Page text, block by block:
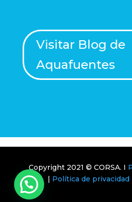
Visitar Blog de
Aquafuentes
Copyright 2021 © CORSA. I
Política de privacidad